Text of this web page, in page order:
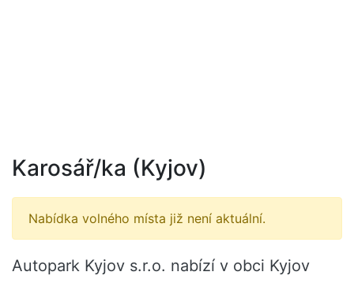
Karosář/ka (Kyjov)
Nabídka volného místa již není aktuální.
Autopark Kyjov s.r.o. nabízí v obci Kyjov